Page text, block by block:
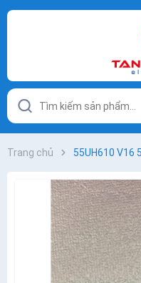
Trang chủ 55UH610 V16